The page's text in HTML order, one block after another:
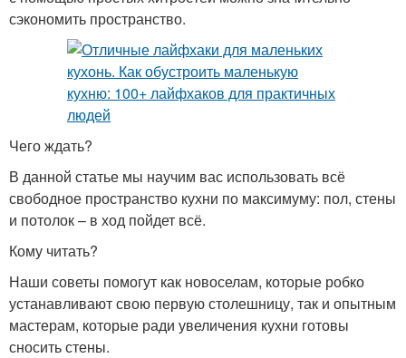
сэкономить пространство.
Чего ждать?
В данной статье мы научим вас использовать всё
свободное пространство кухни по максимуму: пол, стены
и потолок – в ход пойдет всё.
Кому читать?
Наши советы помогут как новоселам, которые робко
устанавливают свою первую столешницу, так и опытным
мастерам, которые ради увеличения кухни готовы
сносить стены.